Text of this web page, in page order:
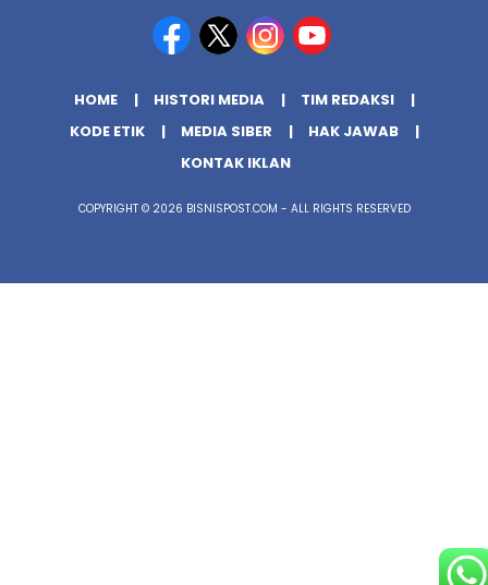
HOME HISTORI MEDIA
TIM REDAKSI
KODE ETIK
MEDIA SIBER
HAK JAWAB
KONTAK IKLAN
COPYRIGHT © 2026 BISNISPOST.COM - ALL RIGHTS RESERVED